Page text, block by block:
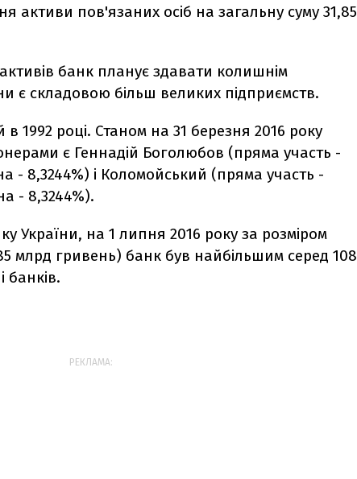
активи пов'язаних осіб на загальну суму 31,85
банк планує здавати колишнім
є складовою більш великих підприємств.
1992 році. Станом на 31 березня 2016 року
є Геннадій Боголюбов (пряма участь -
- 8,3244%) і Коломойський (пряма участь -
- 8,3244%).
України, на 1 липня 2016 року за розміром
млрд гривень) банк був найбільшим серед 108
банків.
РЕКЛАМА: